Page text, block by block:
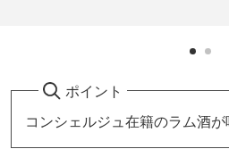
ポイント
コンシェルジュ在籍のラム酒